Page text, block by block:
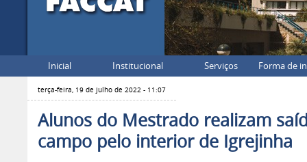
Inicial Institucional Serviços Forma de
terça-feira, 19 de julho de 2022 - 11:07
Alunos do Mestrado realizam
campo pelo interior de Igrejinha